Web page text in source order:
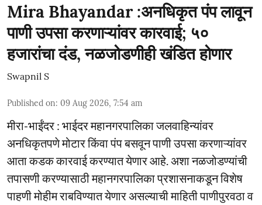
Mira Bhayandar :अनधिकृत पंप लावून
पाणी उपसा करणाऱ्यांवर कारवाई; ५०
हजारांचा दंड, नळजोडणीही खंडित होणार
Swapnil S
Published on: 09 Aug 2026, 7:54 am
मीरा-भाईंदर : भाईदर महानगरपालिका जलवाहिन्यांवर
अनधिकृतपणे मोटार किंवा पंप बसवून पाणी उपसा करणाऱ्यांवर
आता कडक कारवाई करण्यात येणार आहे. अशा नळजोडण्यांची
तपासणी करण्यासाठी महानगरपालिका प्रशासनाकडून विशेष
पाहणी मोहीम राबविण्यात येणार असल्याची माहिती पाणीपुरवठा व